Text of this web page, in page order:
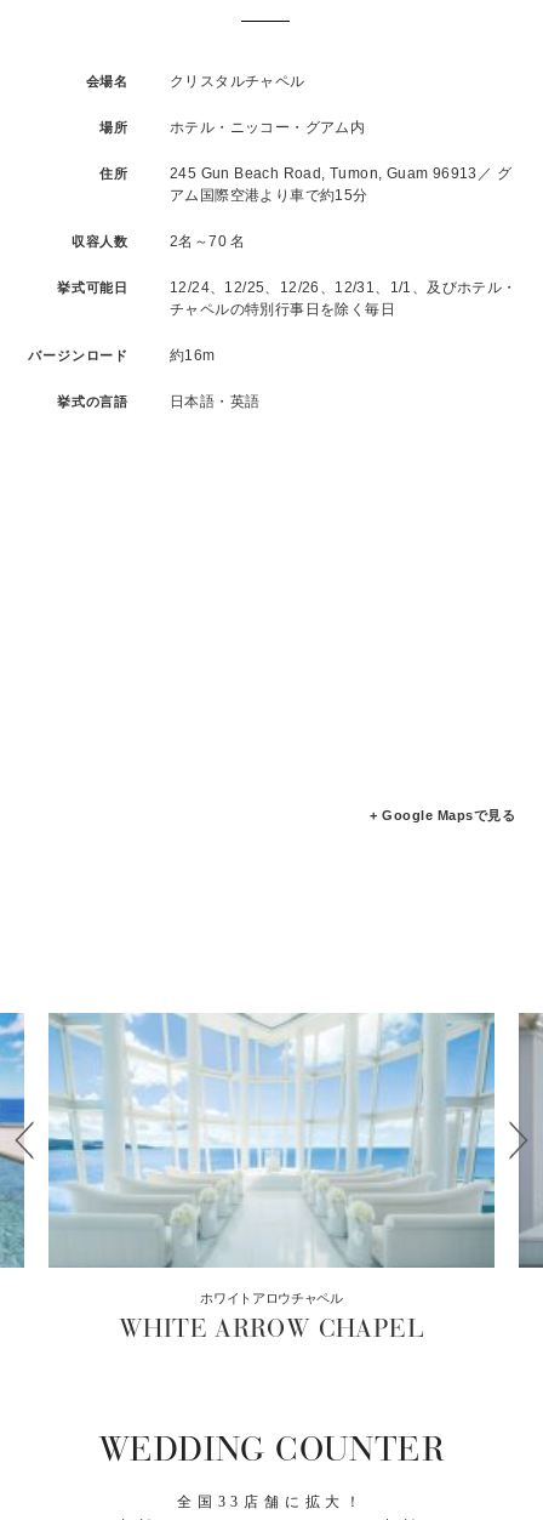
会場名 クリスタルチャペル
場所 ホテル・ニッコー・グアム内
住所
245 Gun Beach Road, Tumon, Guam 96913／ グ
アム国際空港より車で約15分
収容人数 2名～70 名
挙式可能日
12/24、12/25、12/26、12/31、1/1、及びホテル・
チャペルの特別行事日を除く毎日
バージンロード 約16m
挙式の言語 日本語・英語
+ Google Mapsで見る
ホワイトアロウチャペル
WHITE ARROW CHAPEL
WEDDING COUNTER
全国33店舗に拡大！